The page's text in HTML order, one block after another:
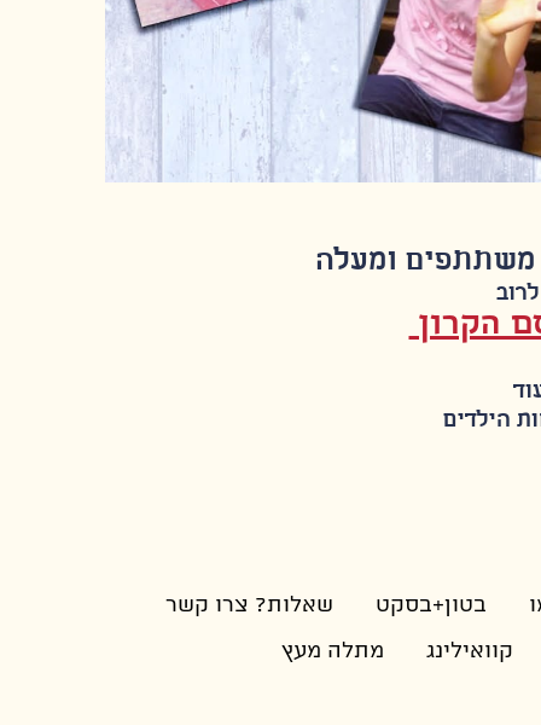
הקרון
הילדים
בטון+בסקט
שאלות? צרו קשר
קוואילינג
מתלה מעץ